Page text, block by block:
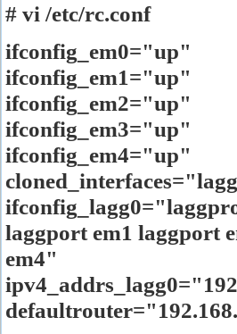
# vi /etc/rc.conf
ifconfig_em0="up"
ifconfig_em1="up"
ifconfig_em2="up"
ifconfig_em3="up"
ifconfig_em4="up"
laggportem1 laggport
em4"